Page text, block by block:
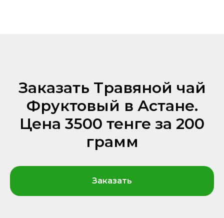
Заказать Травяной чай
Фруктовый в Астане.
Цена 3500 тенге за 200
грамм
Заказать